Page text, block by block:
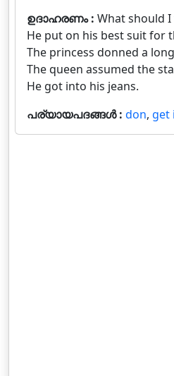
ഉദാഹരണം : What should I
He put on his best suit for
The princess donned a
The queen assumed the
He got into his jeans.
പര്യായപദങ്ങൾ : don, get